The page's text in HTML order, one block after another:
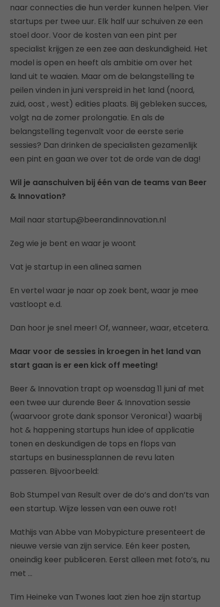
naar connecties die hun verder kunnen helpen. Vier
startups per twee uur. Elk half uur schuiven ze een
stoel door. Voor de kosten van een pint per
specialist krijgen ze een zee aan deskundigheid. Het
model is open en heeft als ambitie om over het
land uit te waaien. Maar om de belangstelling te
peilen vinden in juni verspreid in het land (noord,
zuid, oost , west) edities plaats. Bij gebleken succes,
volgt na de zomer prolongatie. En als de
belangstelling tegenvalt voor de eerste serie
sessies? Dan drinken de specialisten gezamenlijk
een pint en gaan we over tot de orde van de dag!
Wil je aanschuiven bij één van de teams van Beer
& Innovation?
Mail naar startup@beerandinnovation.nl
Zeg wie je bent en waar je woont
Vat je startup in een alinea samen
En vertel waar je naar op zoek bent, waar je mee
vastloopt e.d.
Dan hoor je snel meer! Of, wanneer, waar, etcetera.
Maar voor de sessies in kroegen in het land van
start gaan is er een kick off meeting!
Beer & Innovation trapt op woensdag 11 juni af met
een twee uur durende Beer & Innovation sessie
(waarvoor grote dank sponsor Veronica!) waarbij
hot & happening startups hun idee of applicatie
tonen en deskundigen de tops en flops van
startups en businessplannen de revu laten
passeren. Bijvoorbeeld:
Bob Stumpel van Result over de do’s and don’ts van
een startup. Wijze lessen van een ouwe rot!
Mathijs van Abbe van Mobypicture presenteert de
nieuwe versie van zijn service. Eén keer posten,
oneindig keer publiceren. Eerst alleen met foto’s, nu
met …
Tim Heineke van Twones laat zien hoe zijn startup